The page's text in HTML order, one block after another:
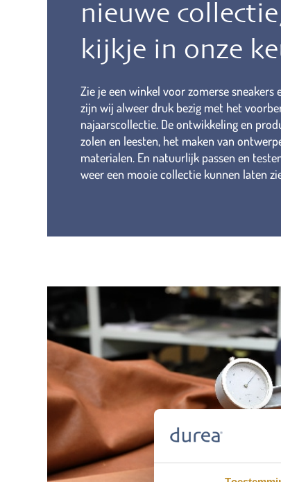
nieuwe
kijkje in onze
Zie je een winkel voor zomerse sneakers
zijn wij alweer druk bezig met het
najaarscollectie. De ontwikkeling en
zolen en leesten, het maken van
materialen. En natuurlijk passen en
weer een mooie collectie kunnen laten